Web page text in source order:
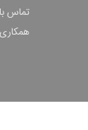
تماس